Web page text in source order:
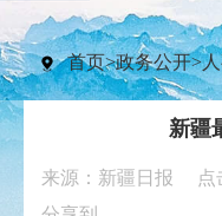
首页>政务公开>
新疆
来源：新疆日报 点